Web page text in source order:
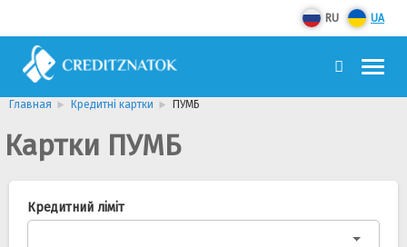
RU UA
Главная Кредитні картки ПУМБ
Картки ПУМБ
Кредитний ліміт